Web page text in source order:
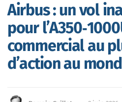
Airbus : un vol
pour
commercial au
d’action au